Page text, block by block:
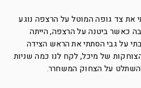
את צד גופה המוטל על הרצפה נוגע
כאשר ביטנה על הרצפה, הייתה
על גבי הסתתי את הראש הצידה
של מיכל, לקח לנו כמה שניות
על הצחוק המשחרר.